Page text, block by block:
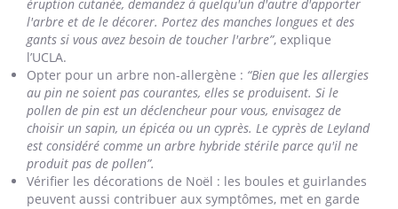
éruption cutanée, demandez à quelqu'un d'autre d'apporter
l'arbre et de le décorer. Portez des manches longues et des
gants si vous avez besoin de toucher l'arbre”, explique
l’UCLA.
Opter pour un arbre non-allergène : “Bien que les allergies
au pin ne soient pas courantes, elles se produisent. Si le
pollen de pin est un déclencheur pour vous, envisagez de
choisir un sapin, un épicéa ou un cyprès. Le cyprès de Leyland
est considéré comme un arbre hybride stérile parce qu'il ne
produit pas de pollen”.
Vérifier les décorations de Noël : les boules et guirlandes
peuvent aussi contribuer aux symptômes, met en garde